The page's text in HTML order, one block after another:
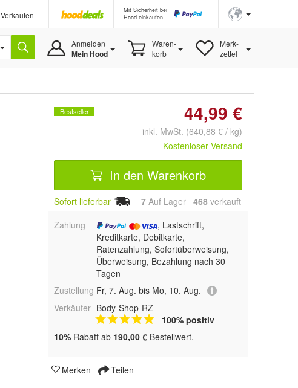
Verkaufen
Mit Sicherheit bei
Hood einkaufen
Anmelden
Mein Hood
Waren-
korb
Merk-
zettel
Bestseller 44,99 €
inkl. MwSt. (640,88 € / kg)
Kostenloser Versand
In den Warenkorb
Sofort lieferbar 7 Auf Lager 468 verkauft
Zahlung
, Lastschrift,
Kreditkarte, Debitkarte,
Ratenzahlung, Sofortüberweisung,
Überweisung, Bezahlung nach 30
Tagen
Zustellung Fr, 7. Aug. bis Mo, 10. Aug.
Verkäufer Body-Shop-RZ
100% positiv
10% Rabatt ab 190,00 € Bestellwert.
Merken Teilen